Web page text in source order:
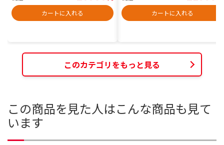
カートに入れる
カートに入れる
このカテゴリをもっと見る
この商品を見た人はこんな商品も見て
います